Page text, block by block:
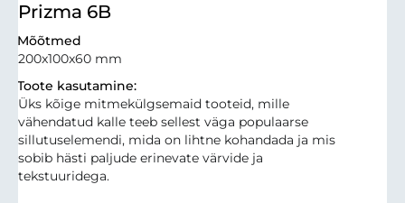
Prizma 6B
Mõõtmed
200x100x60 mm
Toote kasutamine:
Üks kõige mitmekülgsemaid tooteid, mille
vähendatud kalle teeb sellest väga populaarse
sillutuselemendi, mida on lihtne kohandada ja mis
sobib hästi paljude erinevate värvide ja
tekstuuridega.